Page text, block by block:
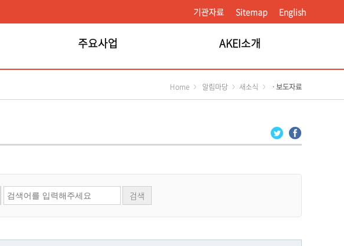
기관자료 Sitemap English
주요사업 AKEI소개
Home 알림마당 새소식 ㆍ보도자료
검색